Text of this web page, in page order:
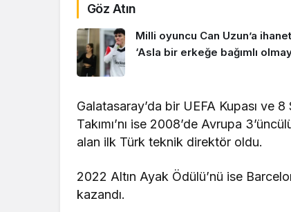
Göz Atın
Milli oyuncu Can Uzun’a
‘Asla bir erkeğe bağımlı
Galatasaray’da bir UEFA Kupası ve
Takımı’nı ise 2008’de Avrupa
alan ilk Türk teknik direktör oldu.
2022 Altın Ayak Ödülü’nü ise
kazandı.